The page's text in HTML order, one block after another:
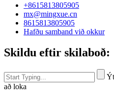
+8615813805905
mx@mingxue.cn
8615813805905
Hafðu samband við okkur
Skildu eftir skilaboð:
að loka